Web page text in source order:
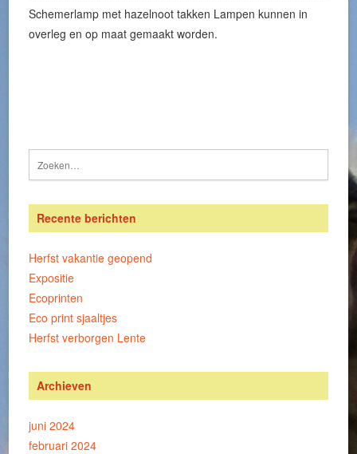
Schemerlamp met hazelnoot takken Lampen kunnen in
overleg en op maat gemaakt worden.
Recente berichten
Herfst vakantie geopend
Expositie
Ecoprinten
Eco print sjaaltjes
Herfst verborgen Lente
Archieven
juni 2024
februari 2024